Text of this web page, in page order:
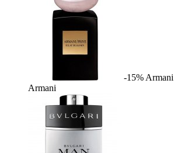
-15%
Armani